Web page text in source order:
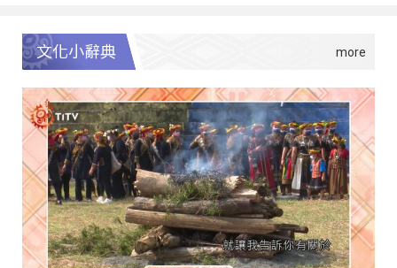
文化小辭典